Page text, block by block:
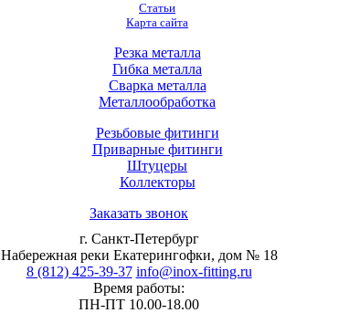
Статьи
Карта сайта
Резка металла
Гибка металла
Сварка металла
Металлообработка
Резьбовые фитинги
Приварные фитинги
Штуцеры
Коллекторы
Заказать звонок
г. Санкт-Петербург
Набережная реки Екатерингофки, дом № 18
8 (812) 425-39-37 info@inox-fitting.ru
Время работы:
ПН-ПТ 10.00-18.00